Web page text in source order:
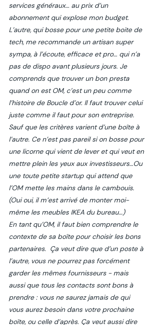
services généraux… au prix d’un
abonnement qui explose mon budget.
L’autre, qui bosse pour une petite boite de
tech, me recommande un artisan super
sympa, à l’écoute, efficace et pro… qui n’a
pas de dispo avant plusieurs jours. Je
comprends que trouver un bon presta
quand on est OM, c’est un peu comme
l’histoire de Boucle d’or. Il faut trouver celui
juste comme il faut pour son entreprise.
Sauf que les critères varient d’une boîte à
l’autre. Ce n’est pas pareil si on bosse pour
une licorne qui vient de lever et qui veut en
mettre plein les yeux aux investisseurs…Ou
une toute petite startup qui attend que
l’OM mette les mains dans le cambouis.
(Oui oui, il m’est arrivé de monter moi-
même les meubles IKEA du bureau…)
En tant qu’OM, il faut bien comprendre le
contexte de sa boîte pour choisir les bons
partenaires.  Ça veut dire que d’un poste à
l’autre, vous ne pourrez pas forcément
garder les mêmes fournisseurs - mais
aussi que tous les contacts sont bons à
prendre : vous ne saurez jamais de qui
vous aurez besoin dans votre prochaine
boîte, ou celle d’après. Ça veut aussi dire